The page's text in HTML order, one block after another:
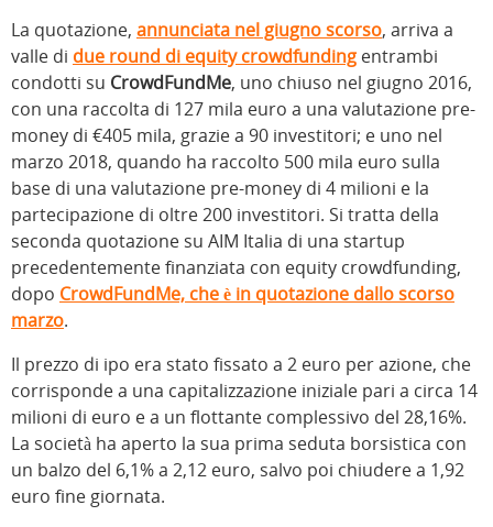
La quotazione, annunciata nel giugno scorso, arriva a
valle di due round di equity crowdfunding entrambi
condotti su CrowdFundMe, uno chiuso nel giugno 2016,
con una raccolta di 127 mila euro a una valutazione pre-
money di €405 mila, grazie a 90 investitori; e uno nel
marzo 2018, quando ha raccolto 500 mila euro sulla
base di una valutazione pre-money di 4 milioni e la
partecipazione di oltre 200 investitori. Si tratta della
seconda quotazione su AIM Italia di una startup
precedentemente finanziata con equity crowdfunding,
dopo CrowdFundMe, che è in quotazione dallo scorso
marzo.
Il prezzo di ipo era stato fissato a 2 euro per azione, che
corrisponde a una capitalizzazione iniziale pari a circa 14
milioni di euro e a un flottante complessivo del 28,16%.
La società ha aperto la sua prima seduta borsistica con
un balzo del 6,1% a 2,12 euro, salvo poi chiudere a 1,92
euro fine giornata.